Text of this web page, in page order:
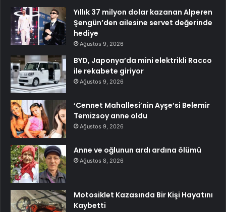
Yıllık 37 milyon dolar kazanan Alperen
Şengün’den ailesine servet değerinde
hediye
Ağustos 9, 2026
BYD, Japonya’da mini elektrikli Racco
ile rekabete giriyor
Ağustos 9, 2026
‘Cennet Mahallesi’nin Ayşe’si Belemir
Temizsoy anne oldu
Ağustos 9, 2026
Anne ve oğlunun ardı ardına ölümü
Ağustos 8, 2026
Motosiklet Kazasında Bir Kişi Hayatını
Kaybetti